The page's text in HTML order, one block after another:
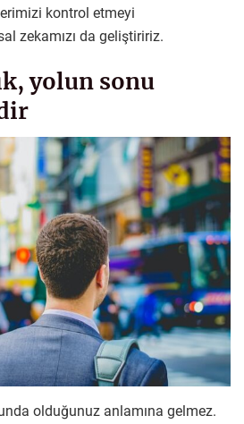
kontrol etmeyi
zekamızı da geliştiririz.
yolun sonu
olduğunuz anlamına gelmez.